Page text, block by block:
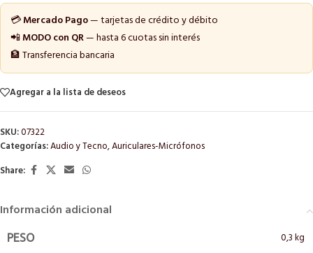
💳Mercado Pago— tarjetas de crédito y débito
📲MODO con QR— hasta 6 cuotas sin interés
🏦 Transferencia bancaria
Agregar a la lista de deseos
SKU:07322
Categorías:Audio y Tecno,Auriculares-Micrófonos
Share:
Información adicional
PESO 0,3 kg